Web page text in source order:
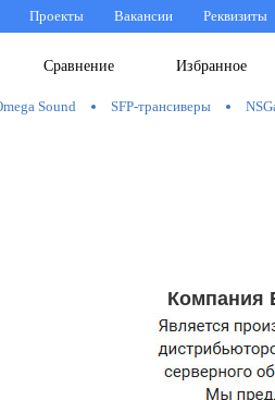
Проекты Вакансии Реквизиты
Избранное
Сравнение
Sound SFP-трансиверы
Компания